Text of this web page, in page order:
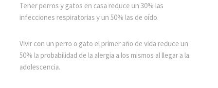
Tener perros y gatos en casa reduce un 30% las
infecciones respiratorias y un 50% las de oído.
Vivir con un perro o gato el primer año de vida reduce un
50% la probabilidad de la alergia a los mismos al llegar a la
adolescencia.